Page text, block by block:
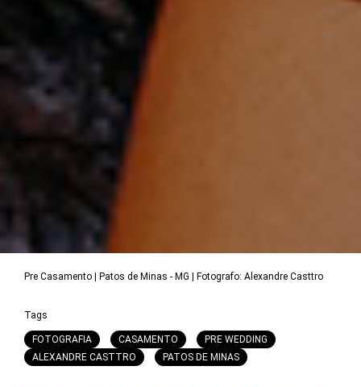
Pre Casamento | Patos de Minas - MG | Fotografo: Alexandre Casttro
Tags
FOTOGRAFIA CASAMENTO
PRE WEDDING
ALEXANDRE CASTTRO
PATOS DE MINAS